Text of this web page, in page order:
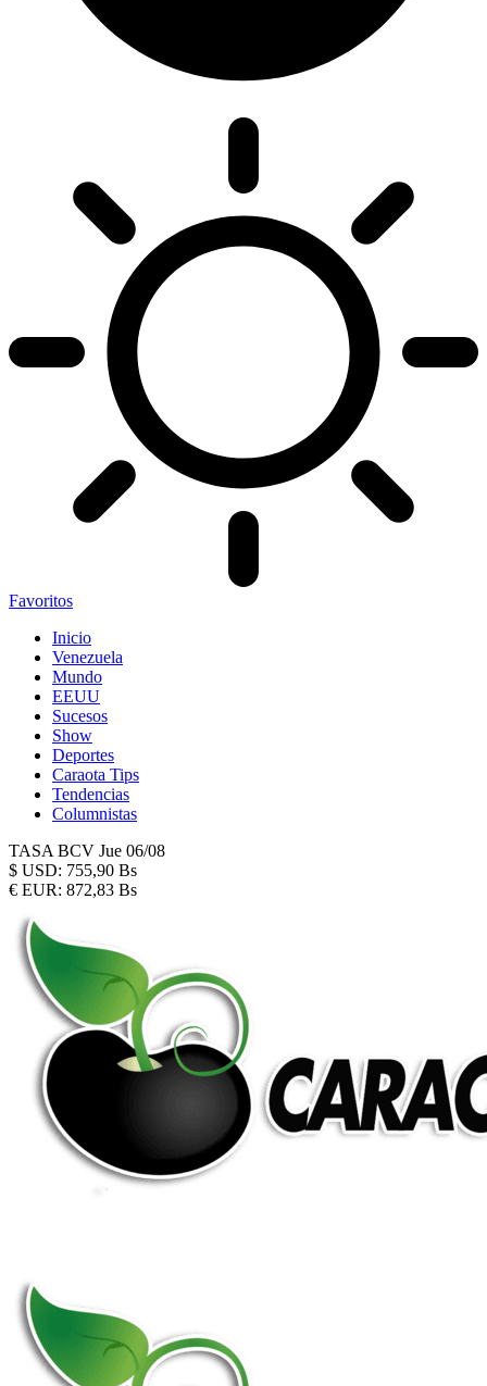
Favoritos
Inicio
Venezuela
Mundo
EEUU
Sucesos
Show
Deportes
Caraota Tips
Tendencias
Columnistas
TASA BCV Jue 06/08
$ USD: 755,90 Bs
€ EUR: 872,83 Bs